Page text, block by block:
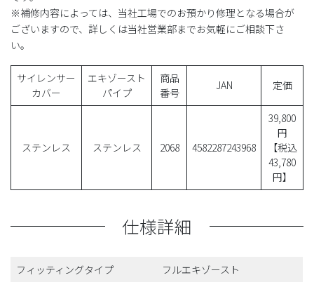
※補修内容によっては、当社工場でのお預かり修理となる場合が
ございますので、詳しくは当社営業部までお気軽にご相談下さ
い。
サイレンサー
カバー
エキゾースト
パイプ
商品
番号
JAN 定価
ステンレス ステンレス 2068 4582287243968
39,800
円
【税込
43,780
円】
仕様詳細
フィッティングタイプ
フルエキゾースト